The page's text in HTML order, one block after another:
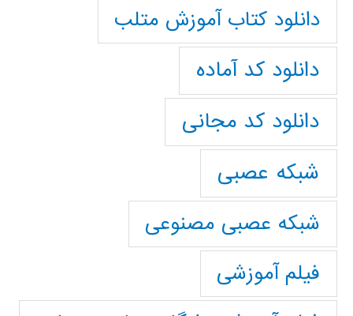
دانلود کتاب آموزش متلب
دانلود کد آماده
دانلود کد مجانی
شبکه عصبی
شبکه عصبی مصنوعی
فیلم آموزشی